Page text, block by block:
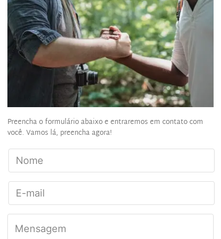
Preencha o formulário abaixo e entraremos em contato com
você. Vamos lá, preencha agora!